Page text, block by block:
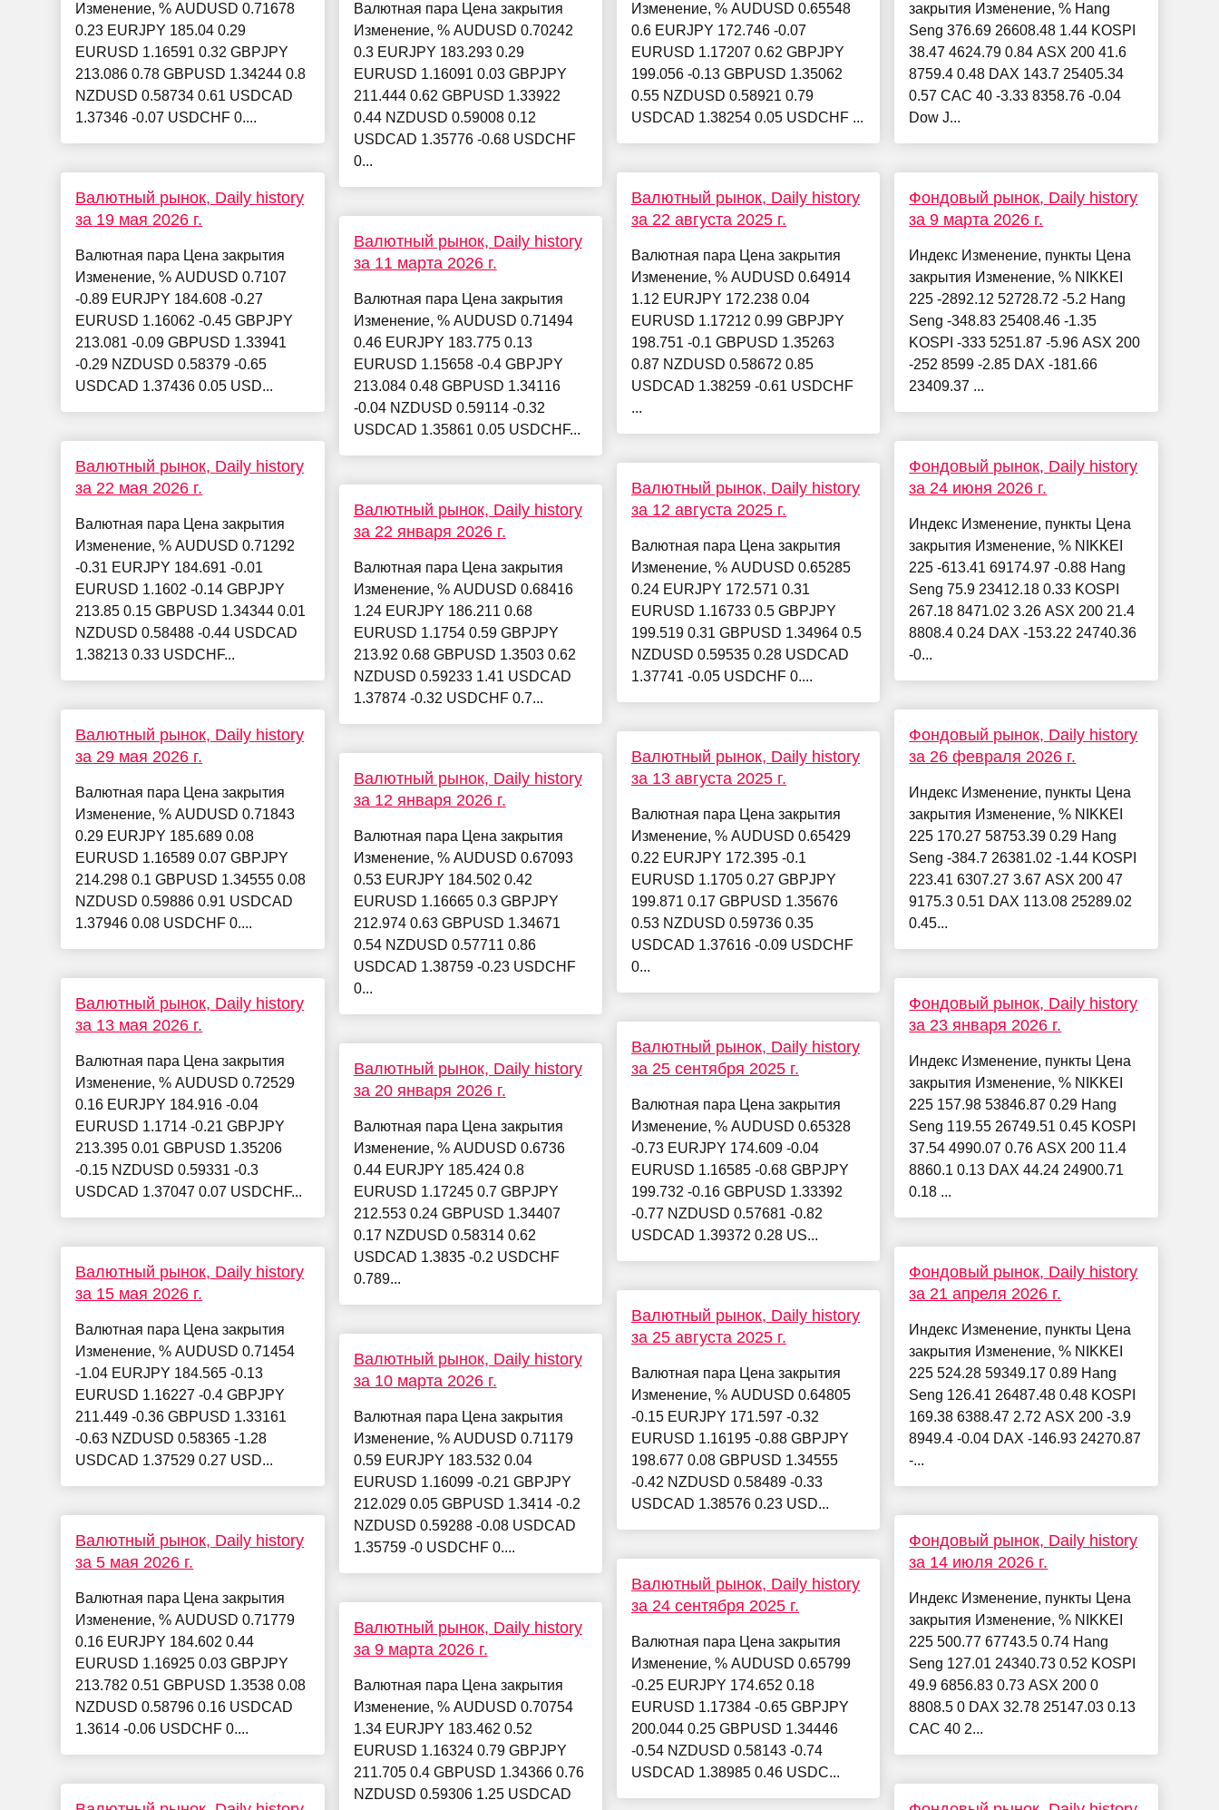
Изменение, % AUDUSD 0.71678
0.23 EURJPY 185.04 0.29
EURUSD 1.16591 0.32 GBPJPY
213.086 0.78 GBPUSD 1.34244 0.8
NZDUSD 0.58734 0.61 USDCAD
1.37346 -0.07 USDCHF 0....
Валютный рынок, Daily history
за 19 мая 2026 г.
Валютная пара Цена закрытия
Изменение, % AUDUSD 0.7107
-0.89 EURJPY 184.608 -0.27
EURUSD 1.16062 -0.45 GBPJPY
213.081 -0.09 GBPUSD 1.33941
-0.29 NZDUSD 0.58379 -0.65
USDCAD 1.37436 0.05 USD...
Валютный рынок, Daily history
за 22 мая 2026 г.
Валютная пара Цена закрытия
Изменение, % AUDUSD 0.71292
-0.31 EURJPY 184.691 -0.01
EURUSD 1.1602 -0.14 GBPJPY
213.85 0.15 GBPUSD 1.34344 0.01
NZDUSD 0.58488 -0.44 USDCAD
1.38213 0.33 USDCHF...
Валютный рынок, Daily history
за 29 мая 2026 г.
Валютная пара Цена закрытия
Изменение, % AUDUSD 0.71843
0.29 EURJPY 185.689 0.08
EURUSD 1.16589 0.07 GBPJPY
214.298 0.1 GBPUSD 1.34555 0.08
NZDUSD 0.59886 0.91 USDCAD
1.37946 0.08 USDCHF 0....
Валютный рынок, Daily history
за 13 мая 2026 г.
Валютная пара Цена закрытия
Изменение, % AUDUSD 0.72529
0.16 EURJPY 184.916 -0.04
EURUSD 1.1714 -0.21 GBPJPY
213.395 0.01 GBPUSD 1.35206
-0.15 NZDUSD 0.59331 -0.3
USDCAD 1.37047 0.07 USDCHF...
Валютный рынок, Daily history
за 15 мая 2026 г.
Валютная пара Цена закрытия
Изменение, % AUDUSD 0.71454
-1.04 EURJPY 184.565 -0.13
EURUSD 1.16227 -0.4 GBPJPY
211.449 -0.36 GBPUSD 1.33161
-0.63 NZDUSD 0.58365 -1.28
USDCAD 1.37529 0.27 USD...
Валютный рынок, Daily history
за 5 мая 2026 г.
Валютная пара Цена закрытия
Изменение, % AUDUSD 0.71779
0.16 EURJPY 184.602 0.44
EURUSD 1.16925 0.03 GBPJPY
213.782 0.51 GBPUSD 1.3538 0.08
NZDUSD 0.58796 0.16 USDCAD
1.3614 -0.06 USDCHF 0....
Валютная пара Цена закрытия
Изменение, % AUDUSD 0.70242
0.3 EURJPY 183.293 0.29
EURUSD 1.16091 0.03 GBPJPY
211.444 0.62 GBPUSD 1.33922
0.44 NZDUSD 0.59008 0.12
USDCAD 1.35776 -0.68 USDCHF
0...
Валютный рынок, Daily history
за 11 марта 2026 г.
Валютная пара Цена закрытия
Изменение, % AUDUSD 0.71494
0.46 EURJPY 183.775 0.13
EURUSD 1.15658 -0.4 GBPJPY
213.084 0.48 GBPUSD 1.34116
-0.04 NZDUSD 0.59114 -0.32
USDCAD 1.35861 0.05 USDCHF...
Валютный рынок, Daily history
за 22 января 2026 г.
Валютная пара Цена закрытия
Изменение, % AUDUSD 0.68416
1.24 EURJPY 186.211 0.68
EURUSD 1.1754 0.59 GBPJPY
213.92 0.68 GBPUSD 1.3503 0.62
NZDUSD 0.59233 1.41 USDCAD
1.37874 -0.32 USDCHF 0.7...
Валютный рынок, Daily history
за 12 января 2026 г.
Валютная пара Цена закрытия
Изменение, % AUDUSD 0.67093
0.53 EURJPY 184.502 0.42
EURUSD 1.16665 0.3 GBPJPY
212.974 0.63 GBPUSD 1.34671
0.54 NZDUSD 0.57711 0.86
USDCAD 1.38759 -0.23 USDCHF
0...
Валютный рынок, Daily history
за 20 января 2026 г.
Валютная пара Цена закрытия
Изменение, % AUDUSD 0.6736
0.44 EURJPY 185.424 0.8
EURUSD 1.17245 0.7 GBPJPY
212.553 0.24 GBPUSD 1.34407
0.17 NZDUSD 0.58314 0.62
USDCAD 1.3835 -0.2 USDCHF
0.789...
Валютный рынок, Daily history
за 10 марта 2026 г.
Валютная пара Цена закрытия
Изменение, % AUDUSD 0.71179
0.59 EURJPY 183.532 0.04
EURUSD 1.16099 -0.21 GBPJPY
212.029 0.05 GBPUSD 1.3414 -0.2
NZDUSD 0.59288 -0.08 USDCAD
1.35759 -0 USDCHF 0....
Валютный рынок, Daily history
за 9 марта 2026 г.
Валютная пара Цена закрытия
Изменение, % AUDUSD 0.70754
1.34 EURJPY 183.462 0.52
EURUSD 1.16324 0.79 GBPJPY
211.705 0.4 GBPUSD 1.34366 0.76
NZDUSD 0.59306 1.25 USDCAD
Изменение, % AUDUSD 0.65548
0.6 EURJPY 172.746 -0.07
EURUSD 1.17207 0.62 GBPJPY
199.056 -0.13 GBPUSD 1.35062
0.55 NZDUSD 0.58921 0.79
USDCAD 1.38254 0.05 USDCHF ...
Валютный рынок, Daily history
за 22 августа 2025 г.
Валютная пара Цена закрытия
Изменение, % AUDUSD 0.64914
1.12 EURJPY 172.238 0.04
EURUSD 1.17212 0.99 GBPJPY
198.751 -0.1 GBPUSD 1.35263
0.87 NZDUSD 0.58672 0.85
USDCAD 1.38259 -0.61 USDCHF
...
Валютный рынок, Daily history
за 12 августа 2025 г.
Валютная пара Цена закрытия
Изменение, % AUDUSD 0.65285
0.24 EURJPY 172.571 0.31
EURUSD 1.16733 0.5 GBPJPY
199.519 0.31 GBPUSD 1.34964 0.5
NZDUSD 0.59535 0.28 USDCAD
1.37741 -0.05 USDCHF 0....
Валютный рынок, Daily history
за 13 августа 2025 г.
Валютная пара Цена закрытия
Изменение, % AUDUSD 0.65429
0.22 EURJPY 172.395 -0.1
EURUSD 1.1705 0.27 GBPJPY
199.871 0.17 GBPUSD 1.35676
0.53 NZDUSD 0.59736 0.35
USDCAD 1.37616 -0.09 USDCHF
0...
Валютный рынок, Daily history
за 25 сентября 2025 г.
Валютная пара Цена закрытия
Изменение, % AUDUSD 0.65328
-0.73 EURJPY 174.609 -0.04
EURUSD 1.16585 -0.68 GBPJPY
199.732 -0.16 GBPUSD 1.33392
-0.77 NZDUSD 0.57681 -0.82
USDCAD 1.39372 0.28 US...
Валютный рынок, Daily history
за 25 августа 2025 г.
Валютная пара Цена закрытия
Изменение, % AUDUSD 0.64805
-0.15 EURJPY 171.597 -0.32
EURUSD 1.16195 -0.88 GBPJPY
198.677 0.08 GBPUSD 1.34555
-0.42 NZDUSD 0.58489 -0.33
USDCAD 1.38576 0.23 USD...
Валютный рынок, Daily history
за 24 сентября 2025 г.
Валютная пара Цена закрытия
Изменение, % AUDUSD 0.65799
-0.25 EURJPY 174.652 0.18
EURUSD 1.17384 -0.65 GBPJPY
200.044 0.25 GBPUSD 1.34446
-0.54 NZDUSD 0.58143 -0.74
USDCAD 1.38985 0.46 USDC...
закрытия Изменение, % Hang
Seng 376.69 26608.48 1.44 KOSPI
38.47 4624.79 0.84 ASX 200 41.6
8759.4 0.48 DAX 143.7 25405.34
0.57 CAC 40 -3.33 8358.76 -0.04
Dow J...
Фондовый рынок, Daily history
за 9 марта 2026 г.
Индекс Изменение, пункты Цена
закрытия Изменение, % NIKKEI
225 -2892.12 52728.72 -5.2 Hang
Seng -348.83 25408.46 -1.35
KOSPI -333 5251.87 -5.96 ASX 200
-252 8599 -2.85 DAX -181.66
23409.37 ...
Фондовый рынок, Daily history
за 24 июня 2026 г.
Индекс Изменение, пункты Цена
закрытия Изменение, % NIKKEI
225 -613.41 69174.97 -0.88 Hang
Seng 75.9 23412.18 0.33 KOSPI
267.18 8471.02 3.26 ASX 200 21.4
8808.4 0.24 DAX -153.22 24740.36
-0...
Фондовый рынок, Daily history
за 26 февраля 2026 г.
Индекс Изменение, пункты Цена
закрытия Изменение, % NIKKEI
225 170.27 58753.39 0.29 Hang
Seng -384.7 26381.02 -1.44 KOSPI
223.41 6307.27 3.67 ASX 200 47
9175.3 0.51 DAX 113.08 25289.02
0.45...
Фондовый рынок, Daily history
за 23 января 2026 г.
Индекс Изменение, пункты Цена
закрытия Изменение, % NIKKEI
225 157.98 53846.87 0.29 Hang
Seng 119.55 26749.51 0.45 KOSPI
37.54 4990.07 0.76 ASX 200 11.4
8860.1 0.13 DAX 44.24 24900.71
0.18 ...
Фондовый рынок, Daily history
за 21 апреля 2026 г.
Индекс Изменение, пункты Цена
закрытия Изменение, % NIKKEI
225 524.28 59349.17 0.89 Hang
Seng 126.41 26487.48 0.48 KOSPI
169.38 6388.47 2.72 ASX 200 -3.9
8949.4 -0.04 DAX -146.93 24270.87
-...
Фондовый рынок, Daily history
за 14 июля 2026 г.
Индекс Изменение, пункты Цена
закрытия Изменение, % NIKKEI
225 500.77 67743.5 0.74 Hang
Seng 127.01 24340.73 0.52 KOSPI
49.9 6856.83 0.73 ASX 200 0
8808.5 0 DAX 32.78 25147.03 0.13
CAC 40 2...